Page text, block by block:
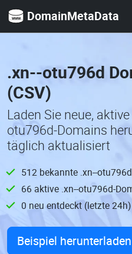
DomainMetaData
.xn--otu796d
(CSV)
Laden Sie neue,
otu796d-Domains
täglich aktualisiert
512 bekannte .xn--
66 aktive .xn--otu796d-
0 neu entdeckt (letzte 24h)
Beispiel herunterladen